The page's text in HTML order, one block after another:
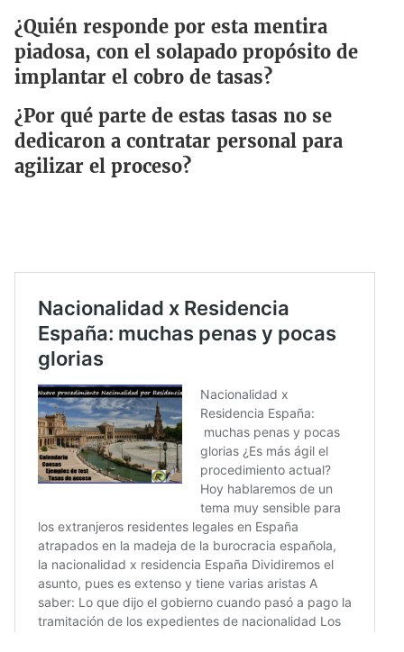
¿Quién responde por esta mentira
piadosa, con el solapado propósito de
implantar el cobro de tasas?
¿Por qué parte de estas tasas no se
dedicaron a contratar personal para
agilizar el proceso?